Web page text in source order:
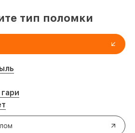
тип поломки